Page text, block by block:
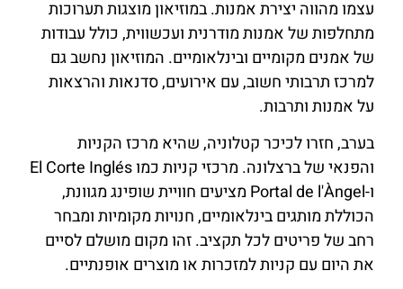
עצמו מהווה יצירת אמנות. במוזיאון מוצגות תערוכות
מתחלפות של אמנות מודרנית ועכשווית, כולל עבודות
של אמנים מקומיים ובינלאומיים. המוזיאון נחשב גם
למרכז תרבותי חשוב, עם אירועים, סדנאות והרצאות
על אמנות ותרבות.
בערב, חזרו לכיכר קטלוניה, שהיא מרכז הקניות
והפנאי של ברצלונה. מרכזי קניות כמו El Corte Inglés
ו-Portal de l'Àngel מציעים חוויית שופינג מגוונת,
הכוללת מותגים בינלאומיים, חנויות מקומיות ומבחר
רחב של פריטים לכל תקציב. זהו מקום מושלם לסיים
את היום עם קניות למזכרות או מוצרים אופנתיים.